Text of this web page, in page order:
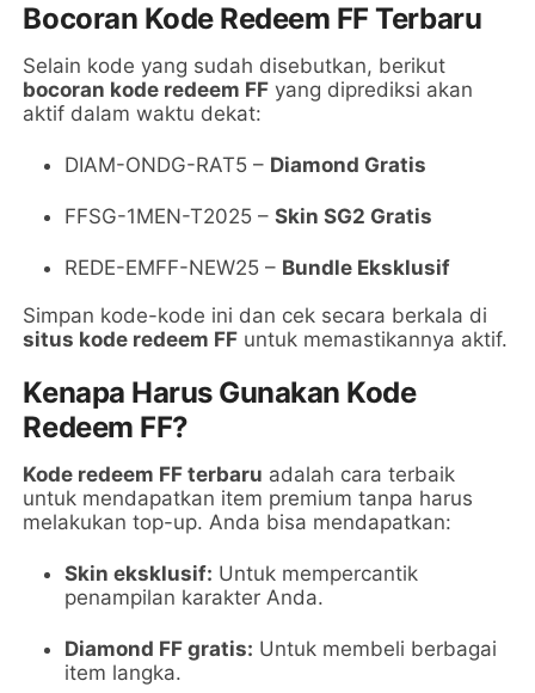
Bocoran Kode Redeem FF Terbaru
Selain kode yang sudah disebutkan, berikut
bocoran kode redeem FF yang diprediksi akan
aktif dalam waktu dekat:
DIAM-ONDG-RAT5 – Diamond Gratis
FFSG-1MEN-T2025 –Skin SG2 Gratis
REDE-EMFF-NEW25 – Bundle Eksklusif
Simpan kode-kode ini dan cek secara berkala di
situs kode redeem FF untuk memastikannya aktif.
Kenapa Harus Gunakan Kode
Redeem FF?
Kode redeem FF terbaru adalah cara terbaik
untuk mendapatkan item premium tanpa harus
melakukan top-up. Anda bisa mendapatkan:
Skin eksklusif: Untuk mempercantik
penampilan karakter Anda.
Diamond FF gratis: Untuk membeli berbagai
item langka.